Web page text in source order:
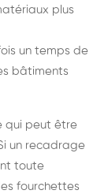
plus
un temps de
bâtiments
qui peut être
un recadrage
toute
fourchettes